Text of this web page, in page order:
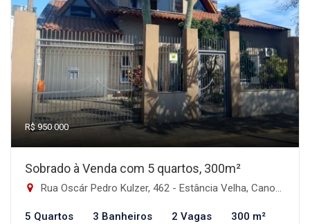
R$ 950.000
Sobrado à Venda com 5 quartos, 300m²
Rua Oscár Pedro Kulzer, 462 - Estância Velha, Canoas-RS
5 Quartos 3 Banheiros 2 Vagas 300 m²